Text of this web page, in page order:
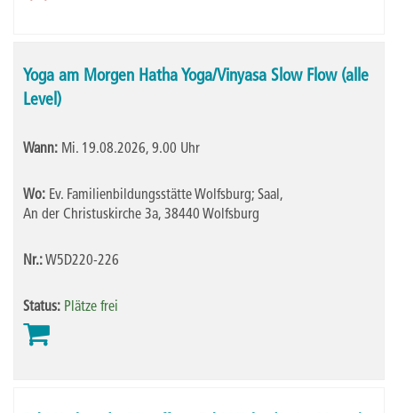
Yoga am Morgen Hatha Yoga/Vinyasa Slow Flow (alle
Level)
Wann: Mi. 19.08.2026, 9.00 Uhr
Wo: Ev. Familienbildungsstätte Wolfsburg; Saal,
An der Christuskirche 3a, 38440 Wolfsburg
Nr.:W5D220-226
Status: Plätze frei